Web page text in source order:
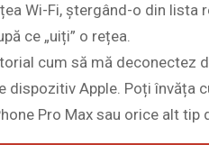
Wi-Fi, ștergând-o din lista
ce „uiți” o rețea.
cum să mă deconectez
dispozitiv Apple. Poți învăța
Pro Max sau orice alt tip